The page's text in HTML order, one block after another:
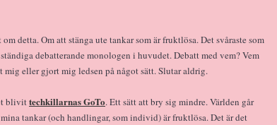
detta. Om att stänga ute tankar som är fruktlösa. Det svåraste som
debatterande monologen i huvudet. Debatt med vem? Vem
mig eller gjort mig ledsen på något sätt. Slutar aldrig.
blivittechkillarnas GoTo. Ett sätt att bry sig mindre. Världen går
tankar (och handlingar, som individ) är fruktlösa. Det är det